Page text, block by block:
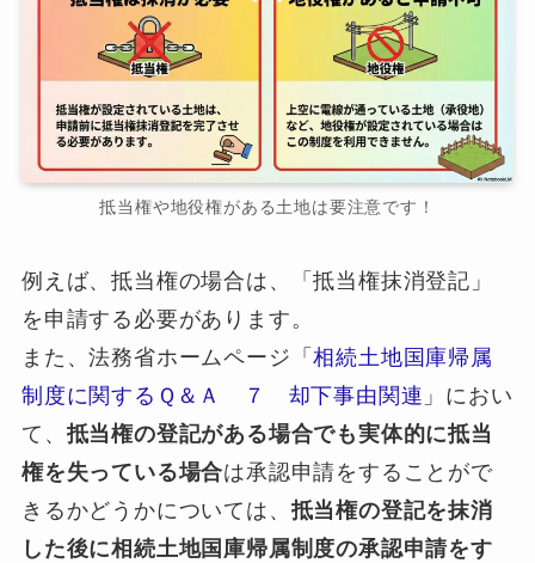
抵当権や地役権がある土地は要注意です！
例えば、抵当権の場合は、「抵当権抹消登記」
を申請する必要があります。
また、法務省ホームページ「相続土地国庫帰属
制度に関するＱ＆Ａ ７ 却下事由関連 」におい
て、 抵当権の登記がある場合でも実体的に抵当
権を失っている場合は承認申請をすることがで
きるかどうかについては、 抵当権の登記を抹消
した後に相続土地国庫帰属制度の承認申請をす